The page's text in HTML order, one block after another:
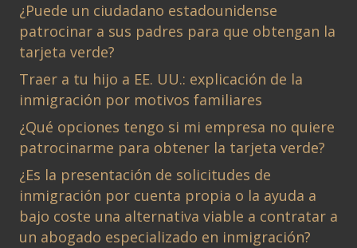
¿Puede un ciudadano estadounidense
patrocinar a sus padres para que obtengan la
tarjeta verde?
Traer a tu hijo a EE. UU.: explicación de la
inmigración por motivos familiares
¿Qué opciones tengo si mi empresa no quiere
patrocinarme para obtener la tarjeta verde?
¿Es la presentación de solicitudes de
inmigración por cuenta propia o la ayuda a
bajo coste una alternativa viable a contratar a
un abogado especializado en inmigración?